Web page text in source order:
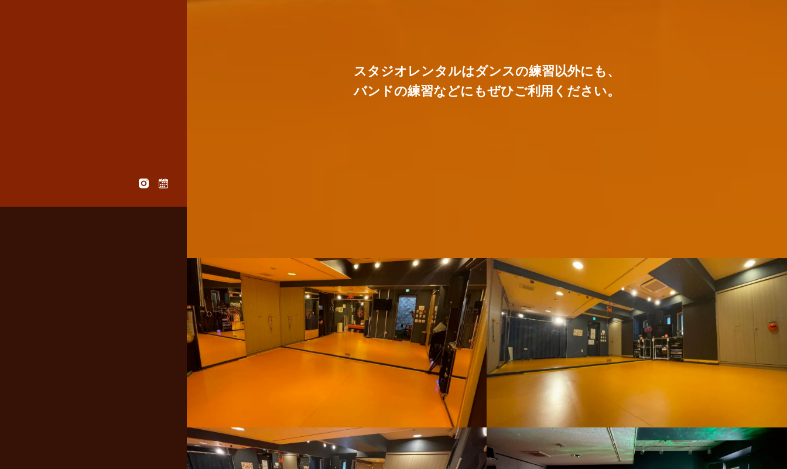
スタジオレンタルはダンスの練習以外にも、
バンドの練習などにもぜひご利用ください。